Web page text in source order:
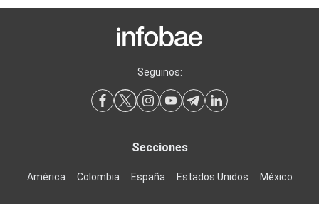
Seguinos:
Secciones
América Colombia España Estados Unidos México